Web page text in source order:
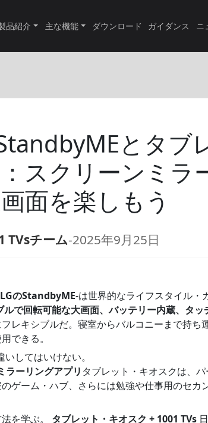
品紹介 主な機能 ダウンロード ガイダンス ニ
とタブ
スクリーンミラ
面を楽しもう
TVsチーム-2025年9月25日
LGのStandbyME-は世界的なライフスタイル・
ルで回転可能な大画面、バッテリー内蔵、タッ
レキシブルだ。寝室からバルコニーまで持ち
できる。
してはいけない。
ラーリングアプリ タブレット・キオスクは、パ
ゲーム・ハブ、さらには勉強や仕事用のセカ
を学ぶ。 タブレット・キオスク + 1001 TVs